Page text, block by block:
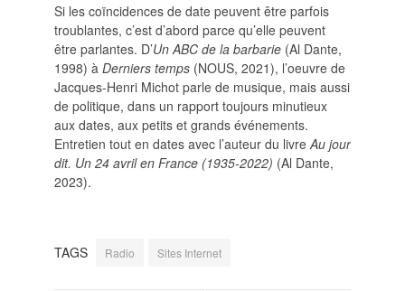
Si les coïncidences de date peuvent être parfois
troublantes, c’est d’abord parce qu’elle peuvent
être parlantes. D’Un ABC de la barbarie (Al Dante,
1998) à Derniers temps (NOUS, 2021), l’oeuvre de
Jacques-Henri Michot parle de musique, mais aussi
de politique, dans un rapport toujours minutieux
aux dates, aux petits et grands événements.
Entretien tout en dates avec l’auteur du livre Au jour
dit. Un 24 avril en France (1935-2022) (Al Dante,
2023).
TAGS Radio Sites Internet